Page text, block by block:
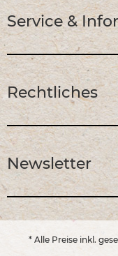
Service &
Rechtliches
Newsletter
* Alle Preise inkl.